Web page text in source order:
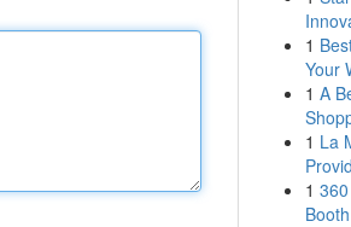
1
Your
1 A
1 La
1